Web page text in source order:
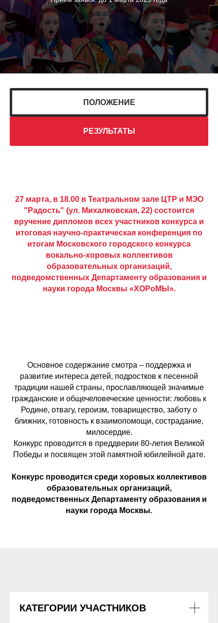
ПОЛОЖЕНИЕ
РЕЗУЛЬТАТЫ
27 марта, в 18.00 в Театральном зале ЦТР и МЭО
"Радость" (ул. Михалковская, 22) состоится
вручение дипломов всех участников конкурса и
итоговая научно-практическая конференция по
итогам Московского городского конкурса
вокально-хоровых коллективов
образовательных организаций,
подведомственных Департаменту образования и
науки города Москвы «ХОРоМЫ».
Основное содержание смотра – поддержка и
развитие интереса детей, подростков к песенной
традиции нашей страны, прославляющей значимые
гражданские и общечеловеческие ценности: любовь к
Родине, отвагу, героизм, товарищество, заботу о
ближних, готовность к взаимопомощи, сострадание,
милосердие.
Конкурс проводится в преддверии 80-летия Великой
Победы и посвящен этой памятной юбилейной дате.
Конкурс проводится среди хоровых коллективов
образовательных организаций,
подведомственных Департаменту образования и
науки города Москвы.
КАТЕГОРИИ УЧАСТНИКОВ